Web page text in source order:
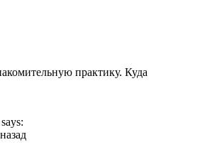
практику. Куда
says: